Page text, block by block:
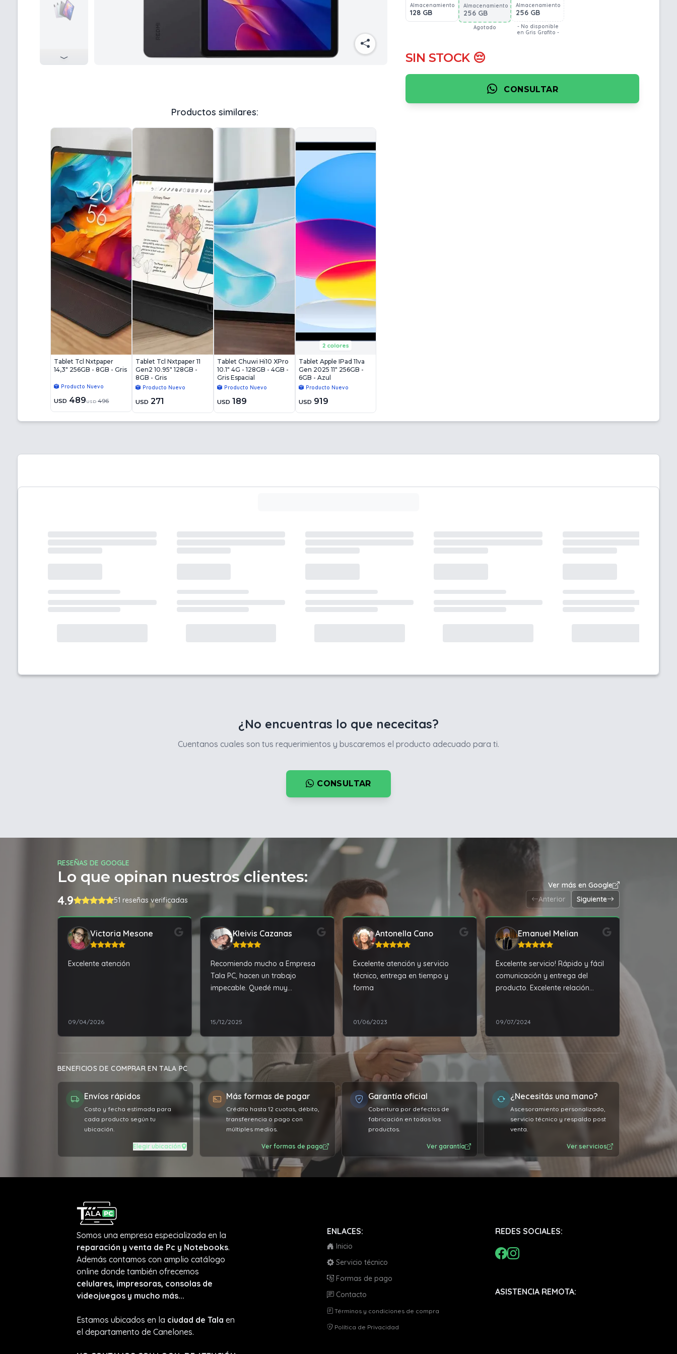
Almacenamiento
128 GB
Almacenamiento
256 GB
Agotado
Almacenamiento
256 GB
- No disponible
en Gris Grafito -
SIN STOCK 😔
CONSULTAR
Productos similares:
Tablet Tcl Nxtpaper
14,3" 256GB - 8GB - Gris
Producto Nuevo
USD 489 USD 496
Tablet Tcl Nxtpaper 11
Gen2 10.95" 128GB -
8GB - Gris
Producto Nuevo
USD 271
Tablet Chuwi Hi10 XPro
10.1" 4G - 128GB - 4GB -
Gris Espacial
Producto Nuevo
USD 189
2 colores
Tablet Apple IPad 11va
Gen 2025 11" 256GB -
6GB - Azul
Producto Nuevo
USD 919
¿No encuentras lo que nececitas?
Cuentanos cuales son tus requerimientos y buscaremos el producto adecuado para ti.
CONSULTAR
RESEÑAS DE GOOGLE
Lo que opinan nuestros clientes:
4.9 51 reseñas verificadas
Ver más en Google
Anterior
Siguiente
Victoria Mesone
Excelente atención
09/04/2026
Kleivis Cazanas
Recomiendo mucho a Empresa
Tala PC, hacen un trabajo
impecable. Quedé muy
15/12/2025
Antonella Cano
Excelente atención y servicio
técnico, entrega en tiempo y
forma
01/06/2023
Emanuel Melian
Excelente servicio! Rápido y fácil
comunicación y entrega del
producto. Excelente relación
09/07/2024 24/05/2025
BENEFICIOS DE COMPRAR EN TALA PC
Envíos rápidos
Costo y fecha estimada para
cada producto según tu
ubicación.
Elegir ubicación
Más formas de pagar
Crédito hasta 12 cuotas, débito,
transferencia o pago con
múltiples medios.
Ver formas de pago
Garantía oficial
Cobertura por defectos de
fabricación en todos los
productos.
Ver garantía
¿Necesitás una mano?
Ascesoramiento personalizado,
servicio técnico y respaldo post
venta.
Ver servicios
Somos una empresa especializada en la
reparación y venta de Pc y Notebooks.
Además contamos con amplio catálogo
online donde también ofrecemos
celulares, impresoras, consolas de
videojuegos y mucho más...
Estamos ubicados en la ciudad de Tala en
el departamento de Canelones.
ENLACES:
Inicio
Servicio técnico
Formas de pago
Contacto
Términos y condiciones de compra
Política de Privacidad
REDES SOCIALES:
ASISTENCIA REMOTA: